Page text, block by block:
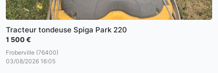
Tracteur tondeuse Spiga Park 220
1 500 €
Froberville (76400)
03/08/2026 16:05